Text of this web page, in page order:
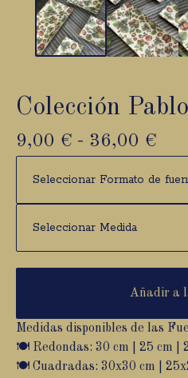
Colección Pablo
9,00 € - 36,00 €
Añadir a
Medidas disponibles de las
🍽️ Redondas: 30 cm | 25 cm |
🍽️ Cuadradas: 30x30 cm |